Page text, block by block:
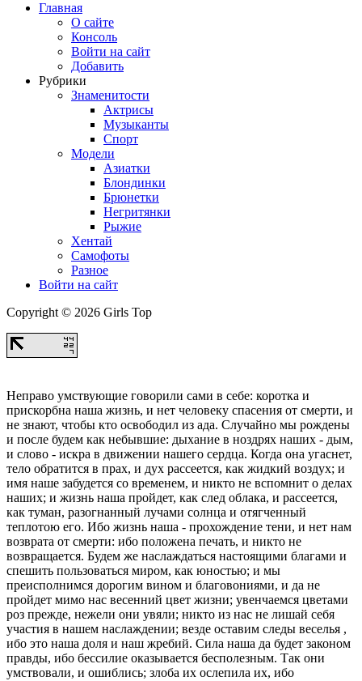
Главная
О сайте
Консоль
Войти на сайт
Добавить
Рубрики
Знаменитости
Актрисы
Музыканты
Спорт
Модели
Азиатки
Блондинки
Брюнетки
Негритянки
Рыжие
Хентай
Самофоты
Разное
Войти на сайт
Copyright © 2026 Girls Top
Неправо умствующие говорили сами в себе: коротка и
прискорбна наша жизнь, и нет человеку спасения от смерти, и
не знают, чтобы кто освободил из ада. Случайно мы рождены
и после будем как небывшие: дыхание в ноздрях наших - дым,
и слово - искра в движении нашего сердца. Когда она угаснет,
тело обратится в прах, и дух рассеется, как жидкий воздух; и
имя наше забудется со временем, и никто не вспомнит о делах
наших; и жизнь наша пройдет, как след облака, и рассеется,
как туман, разогнанный лучами солнца и отягченный
теплотою его. Ибо жизнь наша - прохождение тени, и нет нам
возврата от смерти: ибо положена печать, и никто не
возвращается. Будем же наслаждаться настоящими благами и
спешить пользоваться миром, как юностью; и мы
преисполнимся дорогим вином и благовониями, и да не
пройдет мимо нас весенний цвет жизни; увенчаемся цветами
роз прежде, нежели они увяли; никто из нас не лишай себя
участия в нашем наслаждении; везде оставим следы веселья ,
ибо это наша доля и наш жребий. Сила наша да будет законом
правды, ибо бессилие оказывается бесполезным. Так они
умствовали, и ошиблись; злоба их ослепила их, ибо